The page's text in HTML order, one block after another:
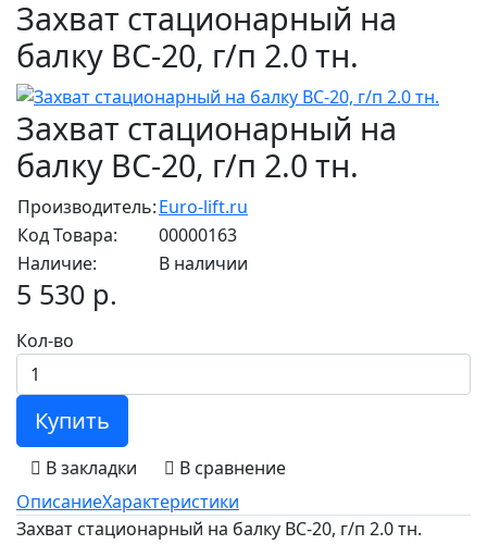
Захват стационарный на
балку ВС-20, г/п 2.0 тн.
Захват стационарный на
балку ВС-20, г/п 2.0 тн.
Производитель:Euro-lift.ru
Код Товара:
00000163
Наличие:
В наличии
5 530 р.
Кол-во
Купить
В закладки
В сравнение
ОписаниеХарактеристики
Захват стационарный на балку ВС-20, г/п 2.0 тн.